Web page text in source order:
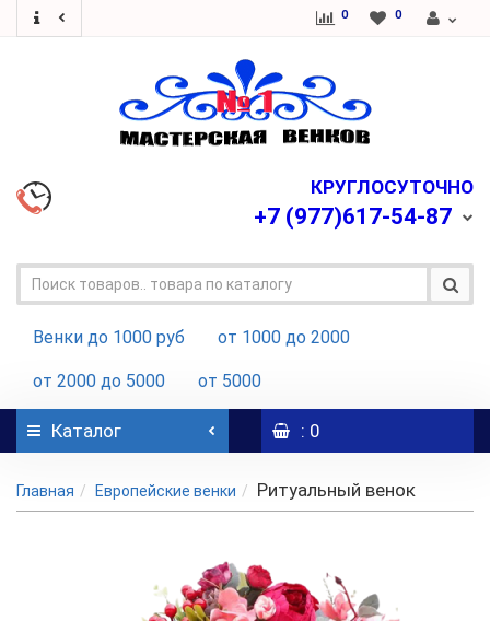
0 0
КРУГЛОСУТОЧНО
+7 (977)617-54-87
Венки до 1000 руб от 1000 до 2000
от 2000 до 5000 от 5000
Каталог : 0
Главная Европейские венки Ритуальный венок